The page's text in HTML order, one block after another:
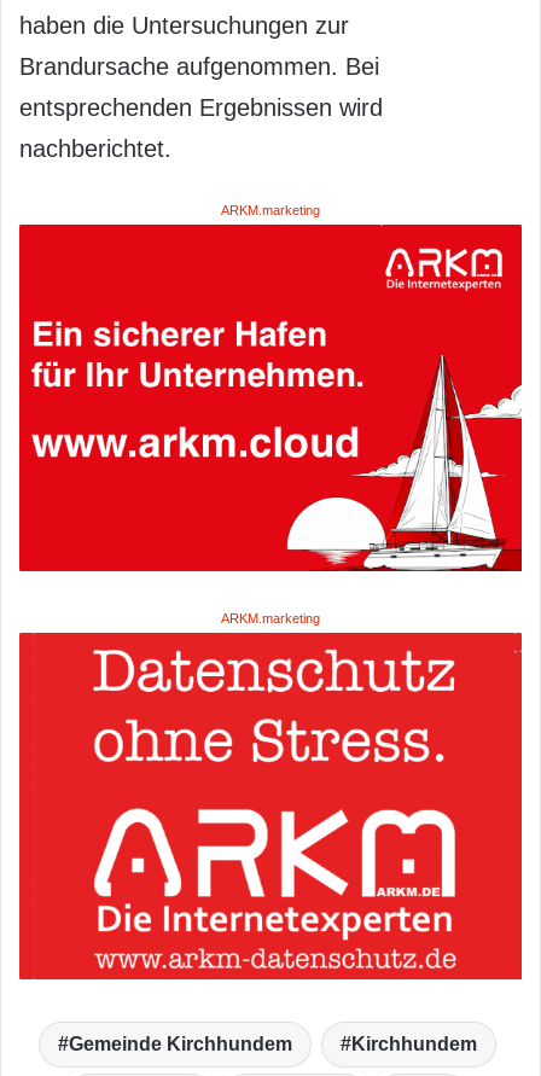
haben die Untersuchungen zur
Brandursache aufgenommen. Bei
entsprechenden Ergebnissen wird
nachberichtet.
ARKM.marketing
ARKM.marketing
Gemeinde Kirchhundem Kirchhundem